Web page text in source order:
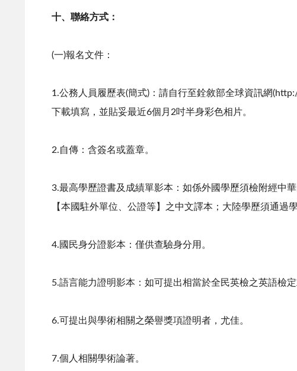
十、聯絡方式：
(一)報名文件：
1.公務人員履歷表(簡式)：請自行至銓敘部全球資訊網
下載填寫，並貼妥最近6個月2吋半身彩色相片。
2.自傳：含簽名或蓋章。
3.最高學歷證書及成績單影本：如係外國學歷須檢附經中
【本國駐外單位、公證等】之中文譯本；大陸學歷須通過
4.國民身分證影本：僅供查驗身分用。
5.語言能力證明影本：如可提出相當於全民英檢之英語檢
6.可提出與學術相關之榮譽獎項證明者，尤佳。
7.個人相關學術論著。